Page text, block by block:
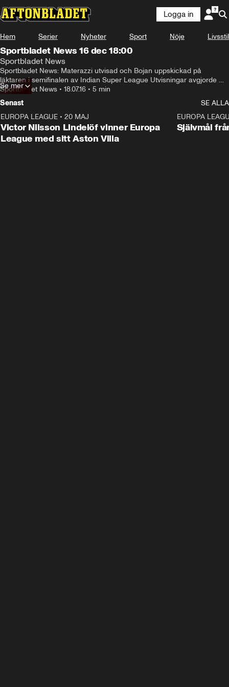
Logga in
Hem Serier Nyheter Sport Nöje Livsstil
Sportbladet News 16 dec 18:00
Sportbladet News
Sportbladet News: Materazzi utvisad och Bojan uppskickad på
läktaren i semifinalen av Indian Super League Utvisningar avgjorde
när Bojan åkte ur slutspelet. Frisparksspecialist i Bundesliga som du
kan ha missat - packat med drömmål.
Sportbladet News • 18.07.16 • 5 min
Se mer
Senast
SE ALLA
EUROPA LEAGUE • 20 MAJ
Victor Nilsson Lindelöf vinner Europa
League med sitt Aston Villa
EUROPA
Självmål